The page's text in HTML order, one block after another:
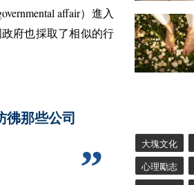
affair）進入
府也採取了相似的行
那些公司
大塊文化
心理勵志